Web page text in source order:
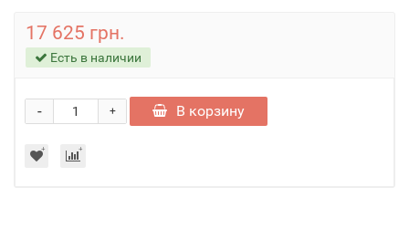
17 625 грн.
Есть в наличии
+
- В корзину